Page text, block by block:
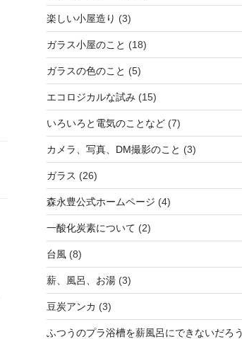
楽しい小屋造り (3)
ガラス小屋のこと (18)
ガラスの色のこと (5)
エコロジカルな試み (15)
いろいろと電気のことなど(7)
カメラ、写真、DM撮影のこと (3)
ガラス (26)
森永豊公式ホームページ (4)
一酸化炭素について (2)
台風(8)
薪、風呂、お湯(3)
豆炭アンカ (3)
ふつうのプラ浴槽を薪風呂にできないだろ